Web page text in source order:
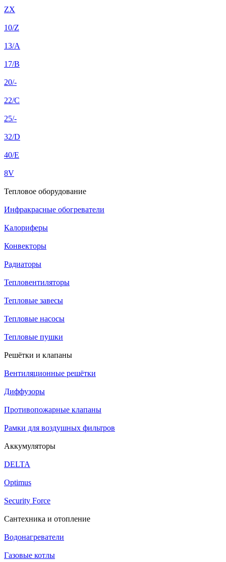
ZX
10/Z
13/A
17/B
20/-
22/C
25/-
32/D
40/E
8V
Тепловое оборудование
Инфракрасные обогреватели
Калориферы
Конвекторы
Радиаторы
Тепловентиляторы
Тепловые завесы
Тепловые насосы
Тепловые пушки
Решётки и клапаны
Вентиляционные решётки
Диффузоры
Противопожарные клапаны
Рамки для воздушных фильтров
Аккумуляторы
DELTA
Optimus
Security Force
Сантехника и отопление
Водонагреватели
Газовые котлы